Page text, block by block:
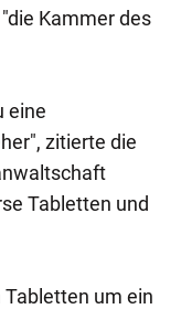
Kammer des
eine
zitierte die
Tabletten und
Tabletten um ein